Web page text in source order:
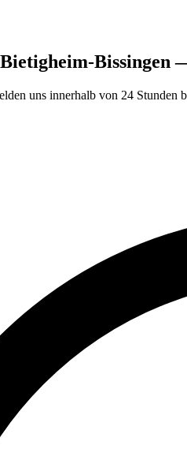
Bissingen
uns innerhalb von 24 Stunden